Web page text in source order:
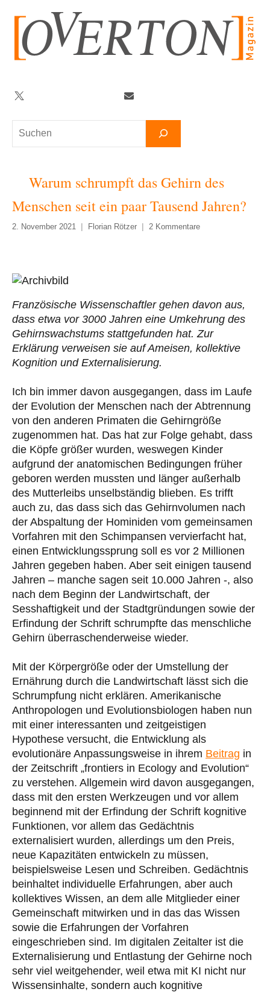
springen
Suchen
Twitter
Warum schrumpft das Gehirn des
Menschen seit ein paar Tausend Jahren?
2. November 2021 Florian Rötzer 2 Kommentare
Französische Wissenschaftler gehen davon aus,
dass etwa vor 3000 Jahren eine Umkehrung des
Gehirnswachstums stattgefunden hat. Zur
Erklärung verweisen sie auf Ameisen, kollektive
Kognition und Externalisierung.
Ich bin immer davon ausgegangen, dass im Laufe
der Evolution der Menschen nach der Abtrennung
von den anderen Primaten die Gehirngröße
zugenommen hat. Das hat zur Folge gehabt, dass
die Köpfe größer wurden, weswegen Kinder
aufgrund der anatomischen Bedingungen früher
geboren werden mussten und länger außerhalb
des Mutterleibs unselbständig blieben. Es trifft
auch zu, das dass sich das Gehirnvolumen nach
der Abspaltung der Hominiden vom gemeinsamen
Vorfahren mit den Schimpansen vervierfacht hat,
einen Entwicklungssprung soll es vor 2 Millionen
Jahren gegeben haben. Aber seit einigen tausend
Jahren – manche sagen seit 10.000 Jahren -, also
nach dem Beginn der Landwirtschaft, der
Sesshaftigkeit und der Stadtgründungen sowie der
Erfindung der Schrift schrumpfte das menschliche
Gehirn überraschenderweise wieder.
Mit der Körpergröße oder der Umstellung der
Ernährung durch die Landwirtschaft lässt sich die
Schrumpfung nicht erklären. Amerikanische
Anthropologen und Evolutionsbiologen haben nun
mit einer interessanten und zeitgeistigen
Hypothese versucht, die Entwicklung als
evolutionäre Anpassungsweise in ihrem Beitrag in
der Zeitschrift „frontiers in Ecology and Evolution“
zu verstehen. Allgemein wird davon ausgegangen,
dass mit den ersten Werkzeugen und vor allem
beginnend mit der Erfindung der Schrift kognitive
Funktionen, vor allem das Gedächtnis
externalisiert wurden, allerdings um den Preis,
neue Kapazitäten entwickeln zu müssen,
beispielsweise Lesen und Schreiben. Gedächtnis
beinhaltet individuelle Erfahrungen, aber auch
kollektives Wissen, an dem alle Mitglieder einer
Gemeinschaft mitwirken und in das das Wissen
sowie die Erfahrungen der Vorfahren
eingeschrieben sind. Im digitalen Zeitalter ist die
Externalisierung und Entlastung der Gehirne noch
sehr viel weitgehender, weil etwa mit KI nicht nur
Wissensinhalte, sondern auch kognitive